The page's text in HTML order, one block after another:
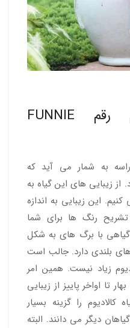
پیاز گل کالادیوم رقم FUNNIE
به شمار می آید که
از زیبایی های این گیاه به
این زیبایی به اندازه
رنگ ها برای شما
گیاهی با برگ های به شکل
بلندی دارد. جالب است
زیاد نیست. همین امر
تا اواخر پاییز از زیبایی
کالادیوم را گزینه بسیار
دیگر می دانند. البته